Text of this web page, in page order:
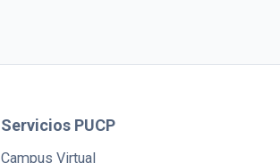
Servicios PUCP
Campus Virtual